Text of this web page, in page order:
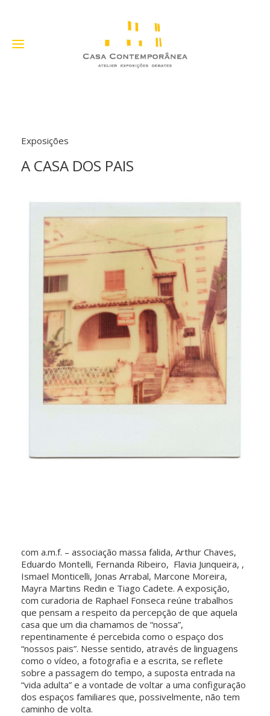
Exposições
A CASA DOS PAIS
com a.m.f. – associação massa falida, Arthur Chaves,
Eduardo Montelli, Fernanda Ribeiro, Flavia Junqueira, ,
Ismael Monticelli, Jonas Arrabal, Marcone Moreira,
Mayra Martins Redin e Tiago Cadete. A exposição,
com curadoria de Raphael Fonseca reúne trabalhos
que pensam a respeito da percepção de que aquela
casa que um dia chamamos de “nossa”,
repentinamente é percebida como o espaço dos
“nossos pais”. Nesse sentido, através de linguagens
como o vídeo, a fotografia e a escrita, se reflete
sobre a passagem do tempo, a suposta entrada na
“vida adulta” e a vontade de voltar a uma configuração
dos espaços familiares que, possivelmente, não tem
caminho de volta.